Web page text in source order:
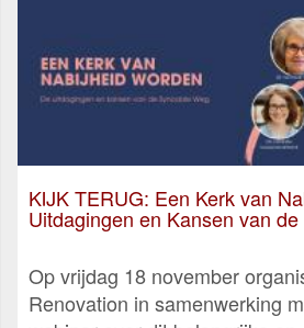
KIJK TERUG: Een Kerk van
Uitdagingen en Kansen van
Op vrijdag 18 november
Renovation in samenwerking